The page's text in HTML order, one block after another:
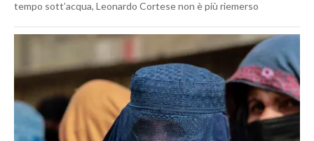
tempo sott’acqua, Leonardo Cortese non è più riemerso